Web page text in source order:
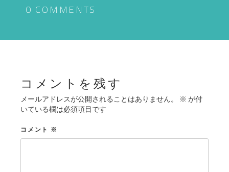
シ
0 COMMENTS
コメントを残す
メールアドレスが公開されることはありません。 ※ が付
いている欄は必須項目です
コメント ※